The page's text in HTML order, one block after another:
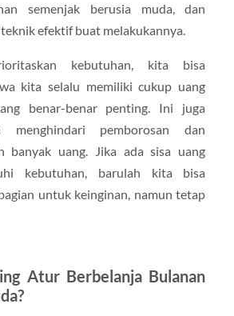
semenjak berusia muda, dan
efektif buat melakukannya.
kebutuhan, kita bisa
kita selalu memiliki cukup uang
benar-benar penting. Ini juga
menghindari pemborosan dan
banyak uang. Jika ada sisa uang
kebutuhan, barulah kita bisa
untuk keinginan, namun tetap
Atur Berbelanja Bulanan